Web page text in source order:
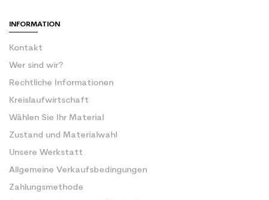
INFORMATION
Kontakt
Wer sind wir?
Rechtliche Informationen
Kreislaufwirtschaft
Wählen Sie Ihr Material
Zustand und Materialwahl
Unsere Werkstatt
Allgemeine Verkaufsbedingungen
Zahlungsmethode